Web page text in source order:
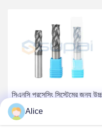
সিএনসি প্রসেসিং সিস্টেমের জন্য
পারফরম্যান্স কার্বাইড রুক্ষ শেষ মিলস
6 মিমি 8 মিমি 10 মিমি সুপার লেপ
Alice